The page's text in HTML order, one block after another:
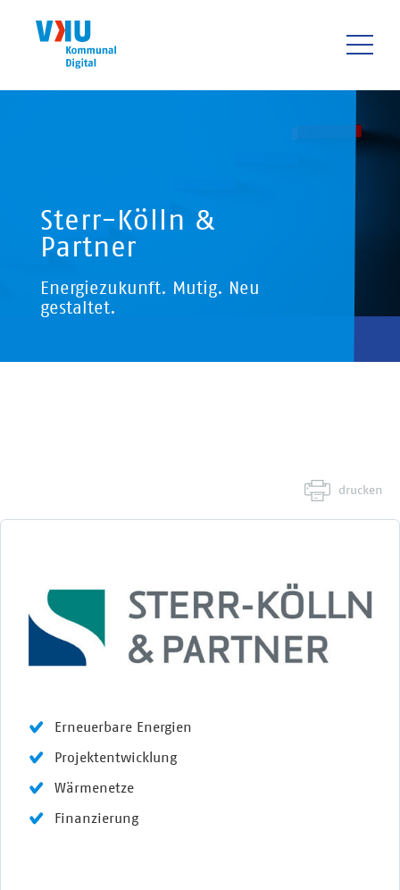
Sterr-Kölln &
Partner
Energiezukunft. Mutig. Neu
gestaltet.
drucken
Erneuerbare Energien
Projektentwicklung
Wärmenetze
Finanzierung